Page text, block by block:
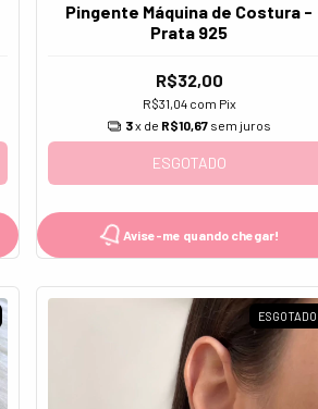
Pingente Máquina de Costura -
Prata 925
R$32,00
R$31,04 com Pix
3x de R$10,67 sem juros
ESGOTADO
Avise-me quando chegar!
ESGOTADO